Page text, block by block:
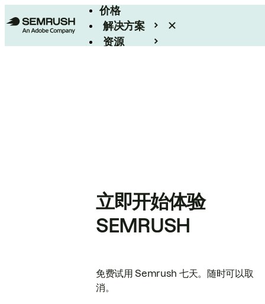
价格
解决方案
资源
立即开始体验
SEMRUSH
免费试用 Semrush 七天。随时可以取
消。